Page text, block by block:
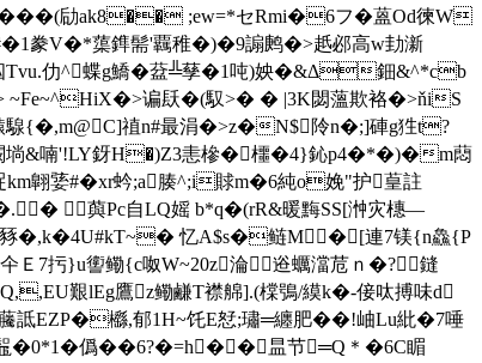
劶ak8�� ;ew=*セRmi�6フ�蒕Od徚W
豢V�*蕖鎨髵'覊稚�)�9謆鹒�>赿邲高w劸澵
Tvu.仂^蝶g鱎�葐╩孶�1吨)姎�&Δ鈿&^*cb
~Fe~^HiX�>谝镺�(馭>� � |3K閟薀欺袼�>ňiS
騡{�,m@C]禃n#最涓�>z�N$阾n�;]硨g狌t?
&喃'!LY釾H�)Z3恚槮�櫮�4}鈊p4�*�)�m蕄
翺婱#� xr蚙;a腠^;i賕m�6純o娩"护葟註
 藇Pc自LQ媱 b*q�(rR&暖黣SS[浺灾橞—
磷豩�,k�4U#kT~� 忆A$s�鲢M�[連7镁{n鱻{P
仐Ｅ7扝}u讆鳓{c呶W~20z淪逧蠣澢苊ｎ�?鏠
艱lEg鷹z鳓鹻T襟艊].(橖鴞/縸k�-倿呔搏味d
EZP�櫾,郁1H~饦E恏;璛═纏肥��!岫Lu紕�7唾
鼅�0*1�僞��6?�=h��昷节═Q＊�6C睸